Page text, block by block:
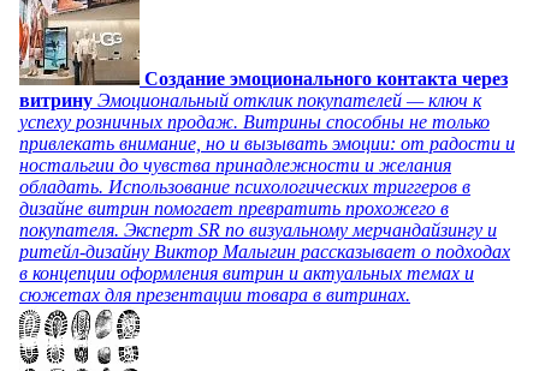
Создание эмоционального контакта через
витрину Эмоциональный отклик покупателей — ключ к
успеху розничных продаж. Витрины способны не только
привлекать внимание, но и вызывать эмоции: от радости и
ностальгии до чувства принадлежности и желания
обладать. Использование психологических триггеров в
дизайне витрин помогает превратить прохожего в
покупателя. Эксперт SR по визуальному мерчандайзингу и
ритейл-дизайну Виктор Малыгин рассказывает о подходах
в концепции оформления витрин и актуальных темах и
сюжетах для презентации товара в витринах.